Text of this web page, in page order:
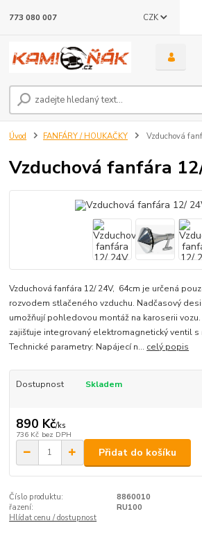
CZK
773 080 007
Úvod FANFÁRY / HOUKAČKY Vzduchová
Vzduchová fanfára
Vzduchová fanfára 12/ 24V, 64cm je určená
rozvodem stlačeného vzduchu. Nadčasový
umožňují pohledovou montáž na karoserii
zajišťuje integrovaný elektromagnetický ventil s
Technické parametry: Napájecí n... celý popis
Dostupnost Skladem
890 Kč/ks
736 Kč bez DPH
Přidat do košíku
Číslo produktu:
8860010
řazení:
RU100
Hlídat cenu / dostupnost